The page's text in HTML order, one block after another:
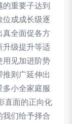
的重要子达到
成成长级逐
真全面促各方
升级提升等适
用见加进阶势
则广延伸出
小全家庭服
直面的正向化
我们给予择合